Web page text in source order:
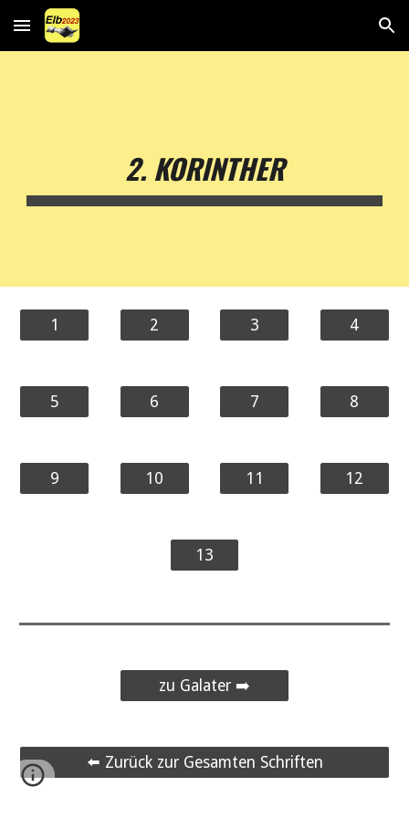
Skip to main content Skip to navigation
2. KORINTHER
1 2 3 4
5 6 7 8
9 10 11 12
13
zu Galater ➡️
⬅️ Zurück zur Gesamten Schriften